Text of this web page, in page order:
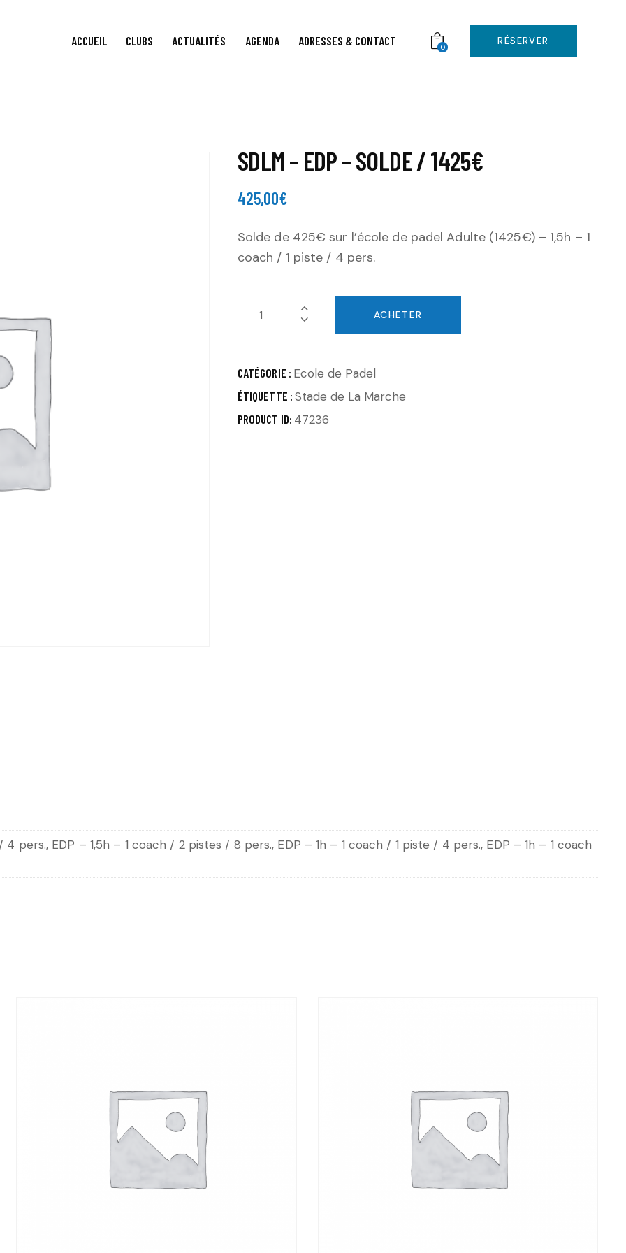
ACCUEIL CLUBS ACTUALITÉS AGENDA ADRESSES & CONTACT 0
RÉSERVER
SDLM – EDP – SOLDE / 1425€
425,00€
Solde de 425€ sur l’école de padel Adulte (1425€) – 1,5h – 1
coach / 1 piste / 4 pers.
ACHETER
CATÉGORIE : Ecole de Padel
ÉTIQUETTE :Stade de La Marche
PRODUCT ID: 47236
4 pers., EDP – 1,5h – 1 coach / 2 pistes / 8 pers., EDP – 1h – 1 coach / 1 piste / 4 pers., EDP – 1h – 1 coach